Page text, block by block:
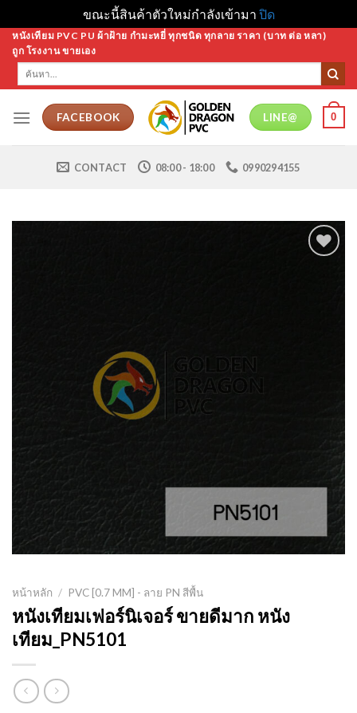
ขณะนี้สินค้าตัวใหม่กำลังเข้ามา ปิด
Skip
content
หนังเทียม PVC PU ผ้าฝ้าย กำมะหยี่ ทุกชนิด ทุกลาย ราคา (บาท ต่อ หลา)
ถูก โรงงาน ขายเอง
ค้นหา:
FACEBOOK LINE@ 0
CONTACT 08:00 - 18:00 0990294155
หน้าหลัก / PVC [0.7 MM] - ลาย PN สีพื้น
หนังเทียมเฟอร์นิเจอร์ ขายดีมาก หนัง
เทียม_PN5101